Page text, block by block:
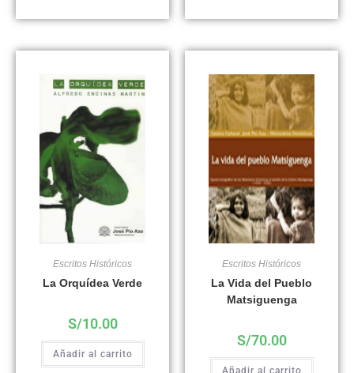
Escritos Históricos
La Orquídea Verde
S/10.00
Añadir al carrito
Escritos Históricos
La Vida del Pueblo
Matsiguenga
S/70.00
Añadir al carrito